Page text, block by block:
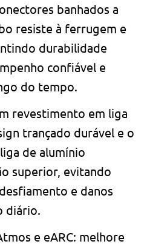
banhados a
resiste à ferrugem e
durabilidade
confiável e
do tempo.
revestimento em liga
trançado durável e o
de alumínio
superior, evitando
e danos
diário.
e eARC: melhore